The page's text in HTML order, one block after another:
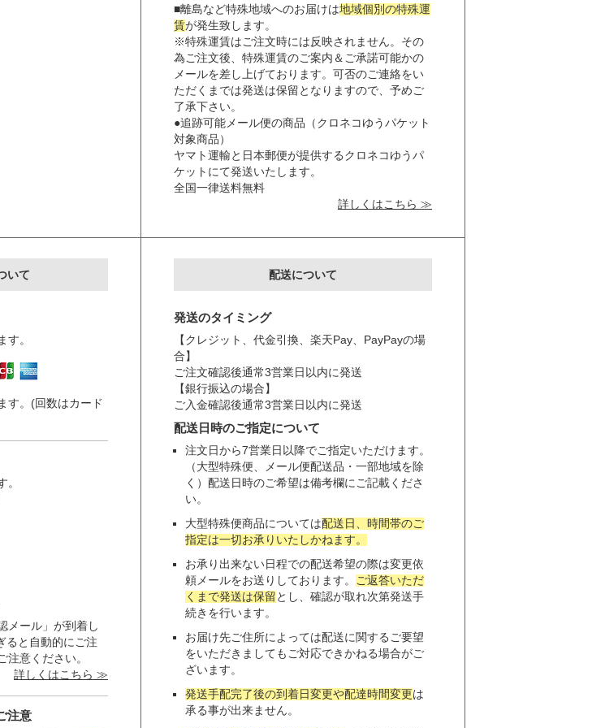
■離島など特殊地域へのお届けは地域個別の特殊運
賃が発生致します。
※特殊運賃はご注文時には反映されません。その
為ご注文後、特殊運賃のご案内＆ご承諾可能かの
メールを差し上げております。可否のご連絡をい
ただくまでは発送は保留となりますので、予めご
了承下さい。
●追跡可能メール便の商品（クロネコゆうパケット
対象商品）
ヤマト運輸と日本郵便が提供するクロネコゆうパ
ケットにて発送いたします。
全国一律送料無料
詳しくはこちら ≫
いて
す。
す。(回数はカード
。
メール」が到着し
ると自動的にご注
注意ください。
詳しくはこちら ≫
注意
配送について
発送のタイミング
【クレジット、代金引換、楽天Pay、PayPayの場
合】
ご注文確認後通常3営業日以内に発送
【銀行振込の場合】
ご入金確認後通常3営業日以内に発送
配送日時のご指定について
注文日から7営業日以降でご指定いただけます。
（大型特殊便、メール便配送品・一部地域を除
く）配送日時のご希望は備考欄にご記載くださ
い。
大型特殊便商品については配送日、時間帯のご
指定は一切お承りいたしかねます。
お承り出来ない日程での配送希望の際は変更依
頼メールをお送りしております。 ご返答いただ
くまで発送は保留 とし、確認が取れ次第発送手
続きを行います。
お届け先ご住所によっては配送に関するご要望
をいただきましてもご対応できかねる場合がご
ざいます。
発送手配完了後の到着日変更や配達時間変更は
承る事が出来ません。